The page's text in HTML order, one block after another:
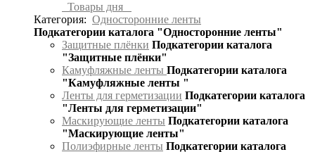
Товары дня
Категория: Односторонние ленты
Подкатегории каталога "Односторонние ленты"
Защитные плёнки Подкатегории каталога
"Защитные плёнки"
Камуфляжные ленты Подкатегории каталога
"Камуфляжные ленты "
Ленты для герметизации Подкатегории каталога
"Ленты для герметизации"
Маскирующие ленты Подкатегории каталога
"Маскирующие ленты"
Полиэфирные ленты Подкатегории каталога